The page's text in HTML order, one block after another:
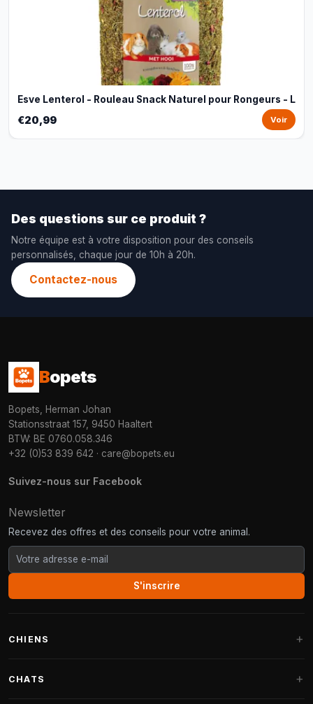
Esve Lenterol - Rouleau Snack Naturel pour Rongeurs - L
€20,99 Voir
Des questions sur ce produit ?
Notre équipe est à votre disposition pour des conseils
personnalisés, chaque jour de 10h à 20h.
Contactez-nous
Bopets
Bopets, Herman Johan
Stationsstraat 157, 9450 Haaltert
BTW: BE 0760.058.346
+32 (0)53 839 642 · care@bopets.eu
Suivez-nous sur Facebook
Newsletter
Recevez des offres et des conseils pour votre animal.
S'inscrire
CHIENS
CHATS